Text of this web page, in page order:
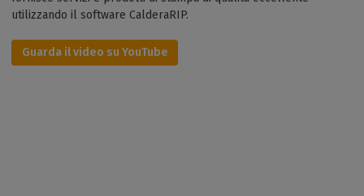
utilizzando il software CalderaRIP.
Guarda il video su YouTube